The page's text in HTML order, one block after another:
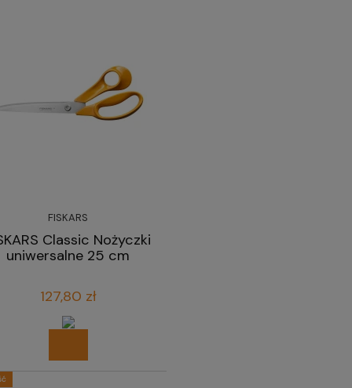
FISKARS
Classic Nożyczki
uniwersalne 25 cm
127,80 zł